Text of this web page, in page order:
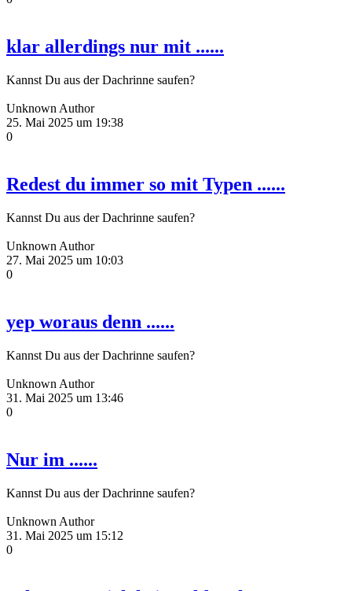
klar allerdings nur mit ......
Kannst Du aus der Dachrinne saufen?
Unknown Author
25. Mai 2025 um 19:38
0
Redest du immer so mit Typen ......
Kannst Du aus der Dachrinne saufen?
Unknown Author
27. Mai 2025 um 10:03
0
yep woraus denn ......
Kannst Du aus der Dachrinne saufen?
Unknown Author
31. Mai 2025 um 13:46
0
Nur im ......
Kannst Du aus der Dachrinne saufen?
Unknown Author
31. Mai 2025 um 15:12
0